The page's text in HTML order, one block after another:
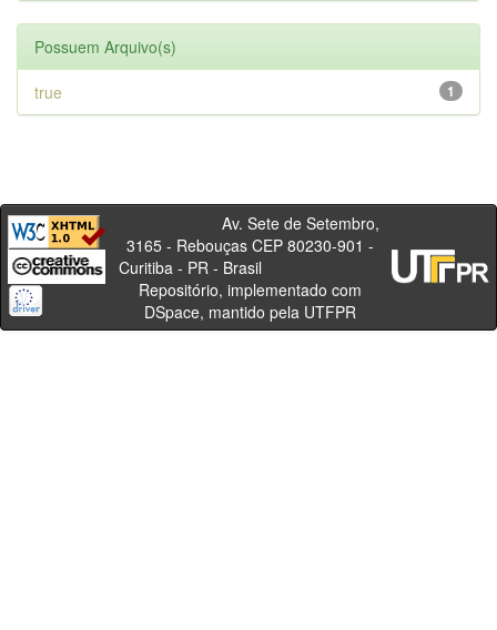
Possuem Arquivo(s)
1
true
Av. Sete de Setembro,
3165 - Rebouças CEP 80230-901 -
Curitiba - PR - Brasil
Repositório, implementado com
DSpace, mantido pela UTFPR